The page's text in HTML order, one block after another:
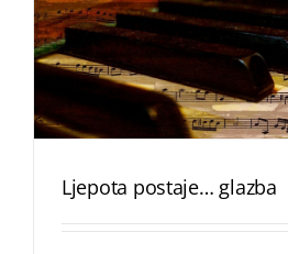
Ljepota postaje… glazba